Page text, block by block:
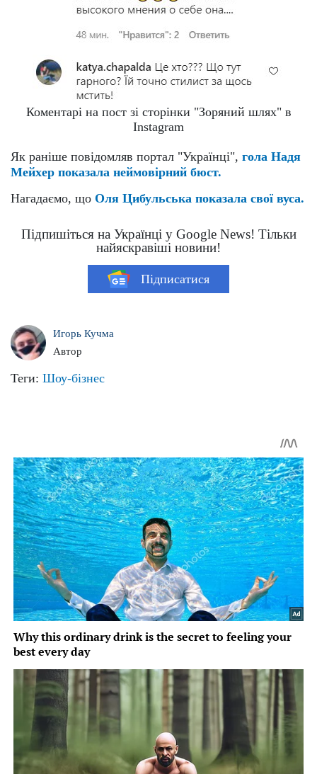
Коментарі на пост зі сторінки "Зоряний шлях" в
Instagram
Як раніше повідомляв портал "Українці", гола Надя
Мейхер показала неймовірний бюст.
Нагадаємо, що Оля Цибульська показала свої вуса.
Підпишіться на Українці у Google News! Тільки
найяскравіші новини!
Підписатися
Игорь Кучма
Автор
Теги: Шоу-бізнес